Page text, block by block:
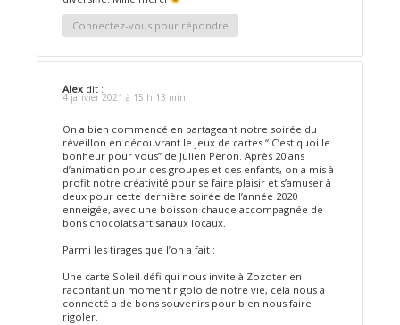
Connectez-vous pour répondre
Alex dit :
4 janvier 2021 à 15 h 13 min
On a bien commencé en partageant notre soirée du
réveillon en découvrant le jeux de cartes “ C’est quoi le
bonheur pour vous” de Julien Peron. Après 20 ans
d’animation pour des groupes et des enfants, on a mis à
profit notre créativité pour se faire plaisir et s’amuser à
deux pour cette dernière soirée de l’année 2020
enneigée, avec une boisson chaude accompagnée de
bons chocolats artisanaux locaux.
Parmi les tirages que l’on a fait :
Une carte Soleil défi qui nous invite à Zozoter en
racontant un moment rigolo de notre vie, cela nous a
connecté a de bons souvenirs pour bien nous faire
rigoler.